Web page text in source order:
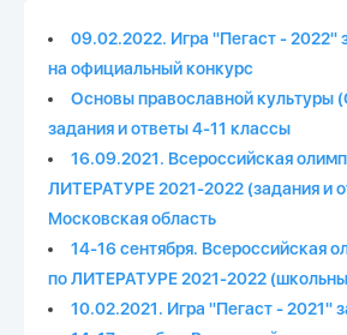
09.02.2022. Игра "Пегаст - 2022"
на официальный конкурс
Основы православной культуры
задания и ответы 4-11 классы
16.09.2021. Всероссийская
ЛИТЕРАТУРЕ 2021-2022 (задания и
Московская область
14-16 сентября. Всероссийская
по ЛИТЕРАТУРЕ 2021-2022
10.02.2021. Игра "Пегаст - 2021"